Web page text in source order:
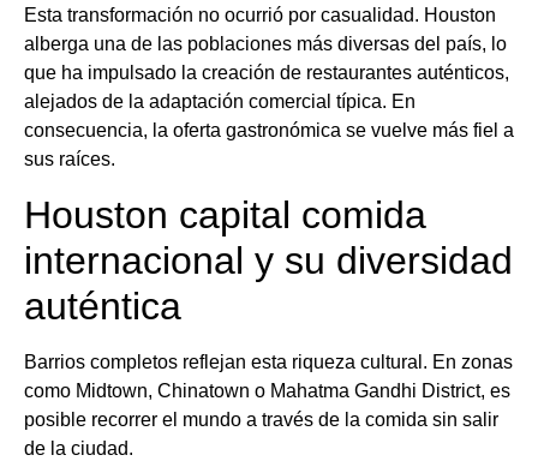
Esta transformación no ocurrió por casualidad. Houston
alberga una de las poblaciones más diversas del país, lo
que ha impulsado la creación de restaurantes auténticos,
alejados de la adaptación comercial típica. En
consecuencia, la oferta gastronómica se vuelve más fiel a
sus raíces.
Houston capital comida
internacional y su diversidad
auténtica
Barrios completos reflejan esta riqueza cultural. En zonas
como Midtown, Chinatown o Mahatma Gandhi District, es
posible recorrer el mundo a través de la comida sin salir
de la ciudad.